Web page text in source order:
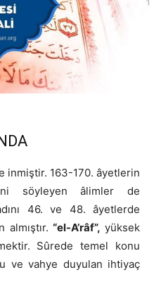
inmiştir. 163-170. âyetlerin
söyleyen âlimler de
46. ve 48. âyetlerde
almıştır. “el-A’râf”, yüksek
Sûrede temel konu
ve vahye duyulan ihtiyaç